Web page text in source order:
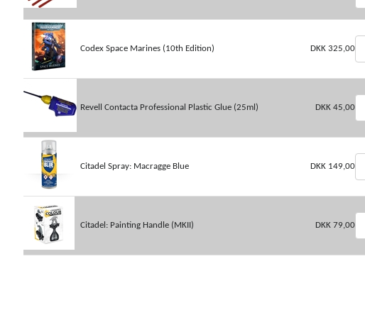
Codex Space Marines (10th Edition) DKK 325,00
Revell Contacta Professional Plastic Glue (25ml) DKK 45,00
Citadel Spray: Macragge Blue DKK 149,00
Citadel: Painting Handle (MKII) DKK 79,00